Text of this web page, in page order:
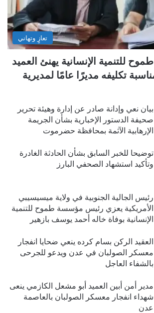
تعازٍ وتهاني
للتنمية الإنسانية يهنئ العميد
تكليفه مديرًا عامًا لمديرية
بيان نعي وإدانة صادر عن إدارة وهيئة تحرير
صحيفة الدستور الإخبارية بشأن الجريمة
الإرهابية الآثمة بمحافظة حضرموت
توضيحا للخبر السابق بشأن الحادثة الغادرة
وتأكيد استشهاد الصحفي البارز
رئيس الجالية الجنوبية في ولاية ميسيسيبي
الأمريكية يعزي رئيس مؤسسة طموح للتنمية
الإنسانية بوفاة خاله أحمد يوسف بازهير
العقيد الركن بسام كرده ينعي ضحايا انفجار
معسكر الصولبان في عدن ويدعو للجرحى
بالشفاء العاجل
مدير أمن أبين العميد أبو مشعل الكازمي ينعى
شهداء انفجار معسكر الصولبان بالعاصمة
عدن